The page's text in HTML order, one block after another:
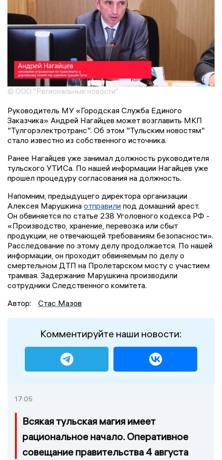
© ООО "Региональные новости"
Руководитель МУ «Городская Служба Единого
Заказчика» Андрей Нагайцев может возглавить МКП
"Тулгорэлектротранс". Об этом "Тульским новостям"
стало известно из собственного источника.
Ранее Нагайцев уже занимал должность руководителя
тульского УТИСа. По нашей информации Нагайцев уже
прошел процедуру согласования на должность.
Напомним, предыдущего директора организации
Алексея Марушкина отправили под домашний арест.
Он обвиняется по статье 238 Уголовного кодекса РФ -
«Производство, хранение, перевозка или сбыт
продукции, не отвечающей требованиям безопасности».
Расследование по этому делу продолжается. По нашей
информации, он проходит обвиняемым по делу о
смертельном ДТП на Пролетарском мосту с участием
трамвая. Задержание Марушкина производили
сотрудники Следственного комитета.
Автор:
Стас Мазов
Комментируйте наши новости:
17:05
Всякая тульская магия имеет
рациональное начало. Оперативное
совещание правительства 4 августа